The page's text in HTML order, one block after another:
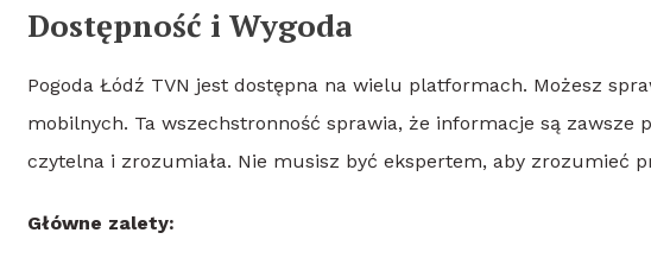
Dostępność i Wygoda
Pogoda Łódź TVN jest dostępna na wielu platformach. Możesz
mobilnych. Ta wszechstronność sprawia, że informacje są zawsze
czytelna i zrozumiała. Nie musisz być ekspertem, aby zrozumieć
Główne zalety: